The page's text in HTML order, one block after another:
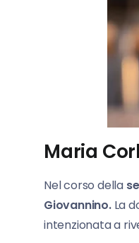
Maria
Nel corso della
Giovannino.La
intenzionata a